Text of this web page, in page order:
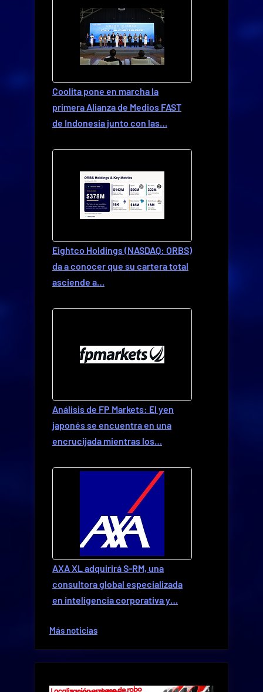
Coolita pone en marcha la
primera Alianza de Medios FAST
de Indonesia junto con las…
Eightco Holdings (NASDAQ: ORBS)
da a conocer que su cartera total
asciende a…
Análisis de FP Markets: El yen
japonés se encuentra en una
encrucijada mientras los…
AXA XL adquirirá S-RM, una
consultora global especializada
en inteligencia corporativa y…
Más noticias